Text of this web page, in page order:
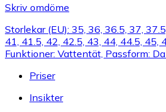
Skriv omdöme
Storlekar (EU): 35, 36, 36.5, 37,
41, 41.5, 42, 42.5, 43, 44, 44.5, 45,
Funktioner: Vattentät, Passform:
Priser
Insikter